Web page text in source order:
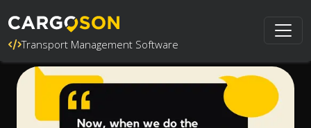
Transport Management Software